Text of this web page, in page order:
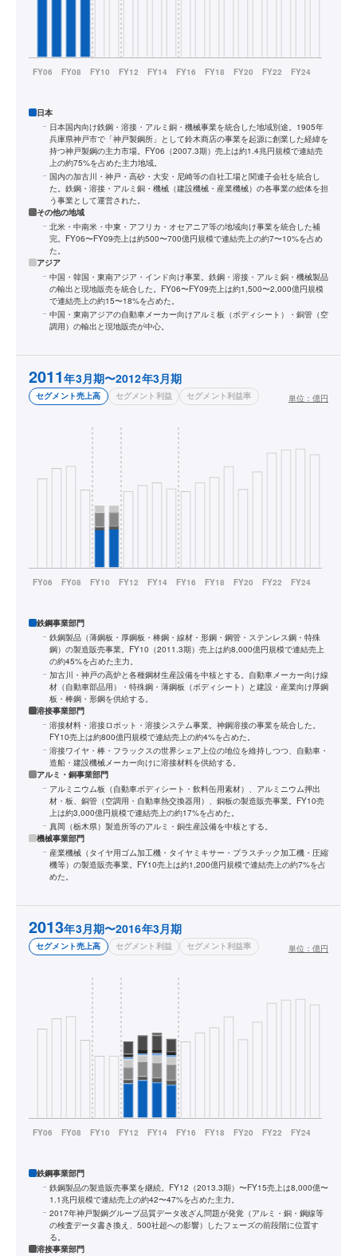
日本
日本国内向け鉄鋼・溶接・アルミ銅・機械事業を統合した地域別途。1905年
兵庫県神戸市で「神戸製鋼所」として鈴木商店の事業を起源に創業した経緯を
持つ神戸製鋼の主力市場。FY06（2007.3期）売上は約1.4兆円規模で連結売
上の約75%を占めた主力地域。
国内の加古川・神戸・高砂・大安・尼崎等の自社工場と関連子会社を統合し
た。鉄鋼・溶接・アルミ銅・機械（建設機械・産業機械）の各事業の総体を担
う事業として運営された。
その他の地域
北米・中南米・中東・アフリカ・オセアニア等の地域向け事業を統合した補
完。FY06〜FY09売上は約500〜700億円規模で連結売上の約7〜10%を占め
た。
アジア
中国・韓国・東南アジア・インド向け事業。鉄鋼・溶接・アルミ銅・機械製品
の輸出と現地販売を統合した。FY06〜FY09売上は約1,500〜2,000億円規模
で連結売上の約15〜18%を占めた。
中国・東南アジアの自動車メーカー向けアルミ板（ボディシート）・銅管（空
調用）の輸出と現地販売が中心。
2011年3月期〜2012年3月期
セグメント売上高 セグメント利益 セグメント利益率 単位： 億円
鉄鋼事業部門
鉄鋼製品（薄鋼板・厚鋼板・棒鋼・線材・形鋼・鋼管・ステンレス鋼・特殊
鋼）の製造販売事業。FY10（2011.3期）売上は約8,000億円規模で連結売上
の約45%を占めた主力。
加古川・神戸の高炉と各種鋼材生産設備を中核とする。自動車メーカー向け線
材（自動車部品用）・特殊鋼・薄鋼板（ボディシート）と建設・産業向け厚鋼
板・棒鋼・形鋼を供給する。
溶接事業部門
溶接材料・溶接ロボット・溶接システム事業。神鋼溶接の事業を統合した。
FY10売上は約800億円規模で連結売上の約4%を占めた。
溶接ワイヤ・棒・フラックスの世界シェア上位の地位を維持しつつ、自動車・
造船・建設機械メーカー向けに溶接材料を供給する。
アルミ・銅事業部門
アルミニウム板（自動車ボディシート・飲料缶用素材）、アルミニウム押出
材・板、銅管（空調用・自動車熱交換器用）、銅板の製造販売事業。FY10売
上は約3,000億円規模で連結売上の約17%を占めた。
真岡（栃木県）製造所等のアルミ・銅生産設備を中核とする。
機械事業部門
産業機械（タイヤ用ゴム加工機・タイヤミキサー・プラスチック加工機・圧縮
機等）の製造販売事業。FY10売上は約1,200億円規模で連結売上の約7%を占
めた。
2013年3月期〜2016年3月期
セグメント売上高 セグメント利益 セグメント利益率 単位： 億円
鉄鋼事業部門
鉄鋼製品の製造販売事業を継続。FY12（2013.3期）〜FY15売上は8,000億〜
1.1兆円規模で連結売上の約42〜47%を占めた主力。
2017年神戸製鋼グループ品質データ改ざん問題が発覚（アルミ・銅・鋼線等
の検査データ書き換え、500社超への影響）したフェーズの前段階に位置す
る。
溶接事業部門